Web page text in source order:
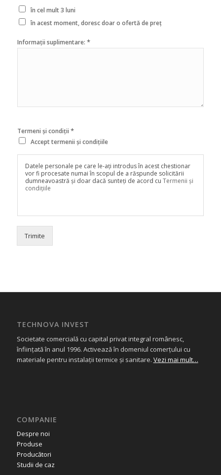
în cel mult 3 luni
în acest moment, doresc doar o ofertă de preț
Informații suplimentare: *
Termeni și condiții *
Accept termenii și condițiile
Datele personale pe care le-ați introdus în acest chestionar
vor fi procesate numai în scopul de a răspunde solicitării
dumneavoastră și doar dacă sunteți de acord cu Termenii și
condițiile
Trimite
TECHNOVA INVEST
Societate comercială cu capital privat integral românesc,
înființată în anul 1996. Activează în domeniul comerțului cu
materiale pentru instalații termice și sanitare. Vezi mai mult…
COMPANIE
Despre noi
Produse
Producători
Studii de caz